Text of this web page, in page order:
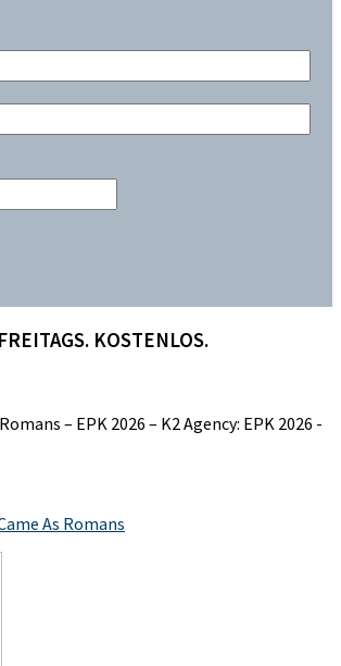
KOSTENLOS.
– EPK 2026 – K2 Agency: EPK 2026 -
As Romans